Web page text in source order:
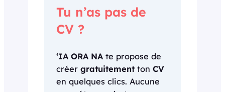
Tu n’as pas de
CV ?
‘IA ORA NA te propose de
créer gratuitementton CV
en quelques clics. Aucune